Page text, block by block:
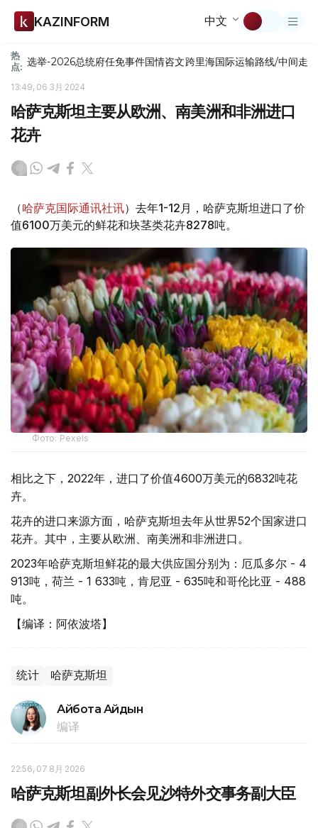
KAZINFORM 中文
热
点: 选举-2026总统府任免事件国情咨文跨里海国际运输路线/中间走廊
13:49, 06 3月 2024
哈萨克斯坦主要从欧洲、南美洲和非洲进口
花卉
（哈萨克国际通讯社讯）去年1-12月，哈萨克斯坦进口了价
值6100万美元的鲜花和块茎类花卉8278吨。
Фото: Pexels
相比之下，2022年，进口了价值4600万美元的6832吨花
卉。
花卉的进口来源方面，哈萨克斯坦去年从世界52个国家进口
花卉。其中，主要从欧洲、南美洲和非洲进口。
2023年哈萨克斯坦鲜花的最大供应国分别为：厄瓜多尔 - 4
913吨，荷兰 - 1 633吨，肯尼亚 - 635吨和哥伦比亚 - 488
吨。
【编译：阿依波塔】
统计 哈萨克斯坦
Айбота Айдын
编译
22:56, 07 8月 2026
哈萨克斯坦副外长会见沙特外交事务副大臣